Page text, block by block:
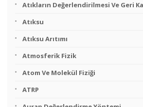
Atıkların Değerlendirilmesi Ve Geri
Atıksu
Atıksu Arıtımı
Atmosferik Fizik
Atom Ve Molekül Fiziği
ATRP